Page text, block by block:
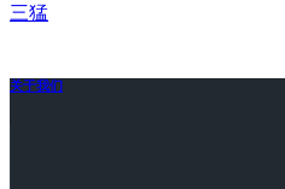
三猛
关于我们